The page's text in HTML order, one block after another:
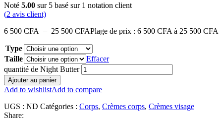
Noté 5.00 sur 5 basé sur 1 notation client
(2 avis client)
6 500 CFA – 25 500 CFAPlage de prix : 6 500 CFA à 25 500 CFA
Type
Taille
Effacer
quantité de Night Butter
Ajouter au panier
Add to wishlistAdd to compare
UGS : ND Catégories : Corps, Crèmes corps, Crèmes visage
Share: